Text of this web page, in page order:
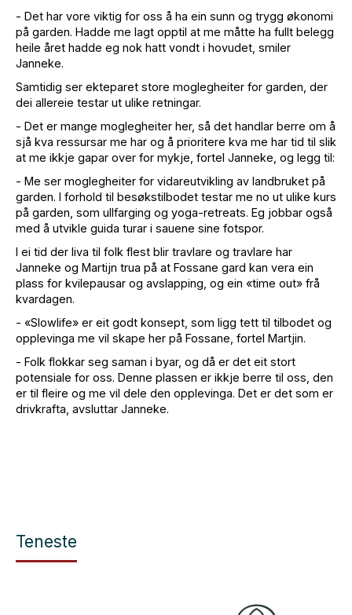
- Det har vore viktig for oss å ha ein sunn og trygg økonomi
på garden. Hadde me lagt opptil at me måtte ha fullt belegg
heile året hadde eg nok hatt vondt i hovudet, smiler
Janneke.
Samtidig ser ekteparet store moglegheiter for garden, der
dei allereie testar ut ulike retningar.
- Det er mange moglegheiter her, så det handlar berre om å
sjå kva ressursar me har og å prioritere kva me har tid til slik
at me ikkje gapar over for mykje, fortel Janneke, og legg til:
- Me ser moglegheiter for vidareutvikling av landbruket på
garden. I forhold til besøkstilbodet testar me no ut ulike kurs
på garden, som ullfarging og yoga-retreats. Eg jobbar også
med å utvikle guida turar i sauene sine fotspor.
I ei tid der liva til folk flest blir travlare og travlare har
Janneke og Martijn trua på at Fossane gard kan vera ein
plass for kvilepausar og avslapping, og ein «time out» frå
kvardagen.
- «Slowlife» er eit godt konsept, som ligg tett til tilbodet og
opplevinga me vil skape her på Fossane, fortel Martjin.
- Folk flokkar seg saman i byar, og då er det eit stort
potensiale for oss. Denne plassen er ikkje berre til oss, den
er til fleire og me vil dele den opplevinga. Det er det som er
drivkrafta, avsluttar Janneke.
Teneste